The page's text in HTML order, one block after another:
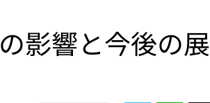
影響と今後の展